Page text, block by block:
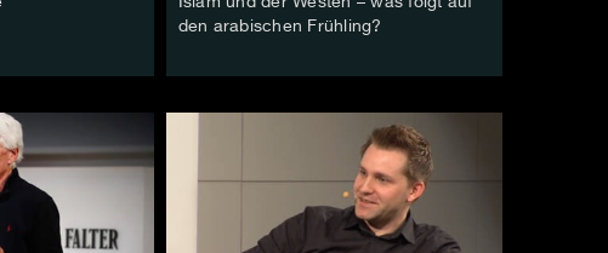
den arabischen Frühling?